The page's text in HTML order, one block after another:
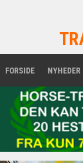
FORSIDE NYHEDER